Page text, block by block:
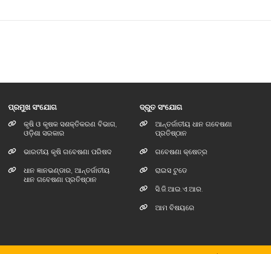
ପ୍ରମୁଖ ସଂଯୋଗ
କୃଷି ଓ କୃଷକ ସଶକ୍ତିକରଣ ବିଭାଗ,
ଓଡ଼ିଶା ସରକାର
ଭାରତୀୟ କୃଷି ଗବେଷଣା ପରିଷଦ
ଧାନ ଜ୍ଞାନଭଣ୍ଡାର, ଆନ୍ତର୍ଜାତୀୟ
ଧାନ ଗବେଷଣା ପ୍ରତିଷ୍ଠାନ
ଦ୍ରୁତ ସଂଯୋଗ
ଆନ୍ତର୍ଜାତୀୟ ଧାନ ଗବେଷଣା
ପ୍ରତିଷ୍ଠାନ
ଗବେଷଣା କ୍ଷେତ୍ର
ରାଇସ ଟୁଡେ
ସି.ଜି.ଆଇ.ଏ.ଆର.
ଆମ ବିଷୟରେ